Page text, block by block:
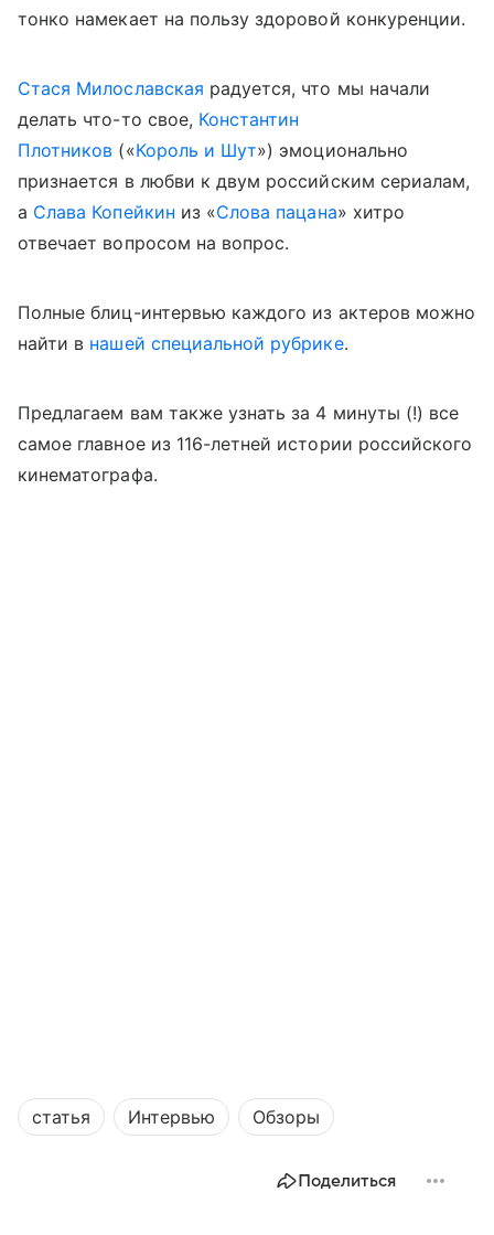
тонко намекает на пользу здоровой конкуренции.
Стася Милославская радуется, что мы начали
делать что-то свое, Константин
Плотников («Король и Шут») эмоционально
признается в любви к двум российским сериалам,
а Слава Копейкин из «Слова пацана» хитро
отвечает вопросом на вопрос.
Полные блиц-интервью каждого из актеров можно
найти в нашей специальной рубрике.
Предлагаем вам также узнать за 4 минуты (!) все
самое главное из 116-летней истории российского
кинематографа.
статья Интервью Обзоры
Поделиться